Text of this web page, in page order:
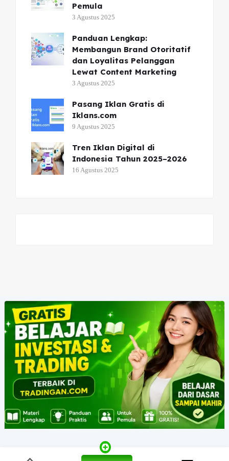
Pemula
3 Agustus 2025
Panduan Lengkap:
Membangun Brand Otoritatif
dan Loyalitas Pelanggan
Lewat Content Marketing
3 Agustus 2025
Pasang Iklan Gratis di
Iklans.com
9 Agustus 2025
Tren Iklan Digital di
Indonesia Tahun 2025–2026
16 Agustus 2025